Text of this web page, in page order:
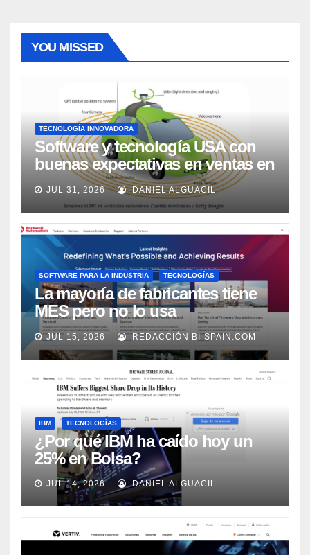
YOU MISSED
TECNOLOGÍA INNOVADORA
Software y tecnología USA con
buenas expectativas en ventas en
los próximos 2 años, según
Market Watch
JUL 31, 2026 DANIEL ALGUACIL
SOFTWARE PARA LA INDUSTRIA TECNOLOGÍAS
La mayoría de fabricantes tiene
MES pero no lo usa
adecuadamente, según Rockwell
Automation
JUL 15, 2026 REDACCIÓN BI-SPAIN.COM
IBM TECNOLOGÍAS
¿Por qué IBM ha caído hoy un
25% en Bolsa?
JUL 14, 2026 DANIEL ALGUACIL